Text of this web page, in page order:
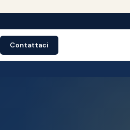
Contattaci